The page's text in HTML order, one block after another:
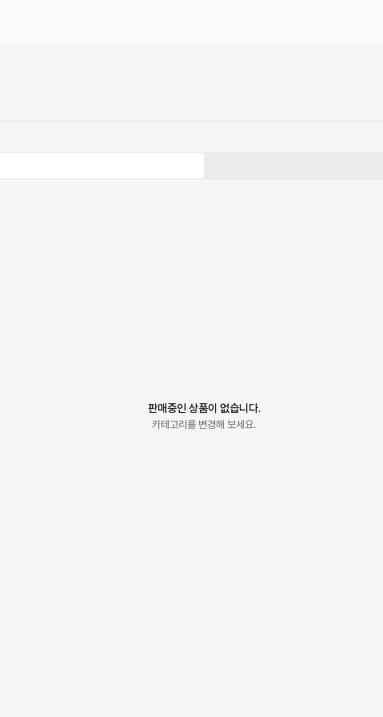
판매중인 상품이 없습니다.
카테고리를 변경해 보세요.